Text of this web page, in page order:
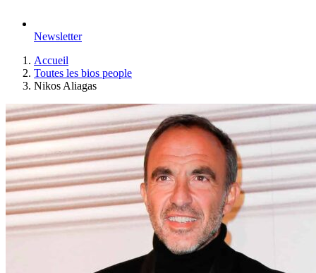
Newsletter
Accueil
Toutes les bios people
Nikos Aliagas